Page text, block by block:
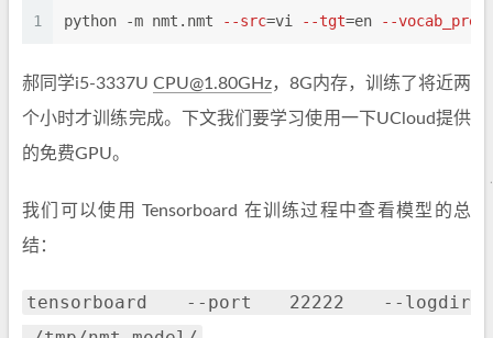
1 python -m nmt.nmt --src=vi --tgt=en --
郝同学i5-3337U CPU@1.80GHz，8G内存，训练了将近两
个小时才训练完成。下文我们要学习使用一下UCloud提供
的免费GPU。
我们可以使用 Tensorboard 在训练过程中查看模型的总
结：
tensorboard --port 22222 --logdir